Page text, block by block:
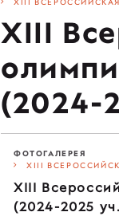
XIII
(2024-
ФОТОГАЛЕРЕЯ
XIII
XIII
(2024-2025